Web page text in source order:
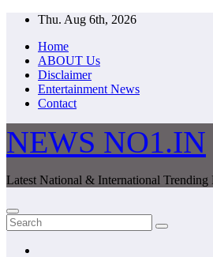
Skip
content
Thu. Aug 6th, 2026
Home
ABOUT Us
Disclaimer
Entertainment News
Contact
NEWS NO1.IN
Latest National & International Trending